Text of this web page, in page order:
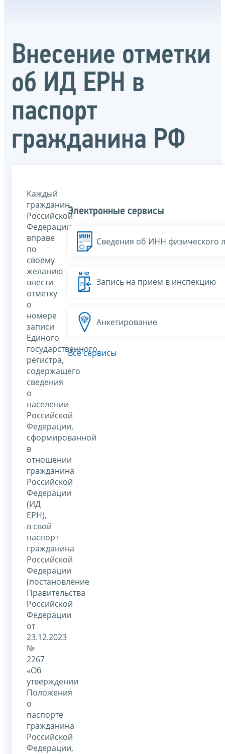
Внесение отметки
об ИД ЕРН в
паспорт
гражданина РФ
Каждый
гражданин
Российской
Федерации
вправе
по
своему
желанию
внести
отметку
о
номере
записи
Единого
государственного
регистра,
содержащего
сведения
о
населении
Российской
Федерации,
сформированной
в
отношении
гражданина
Российской
Федерации
(ИД
ЕРН),
в свой
паспорт
гражданина
Российской
Федерации
(постановление
Правительства
Российской
Федерации
от
23.12.2023
№
2267
«Об
утверждении
Положения
о
паспорте
гражданина
Российской
Федерации,
Электронные сервисы
Сведения об ИНН физического
Запись на прием в инспекцию
Анкетирование
Все сервисы